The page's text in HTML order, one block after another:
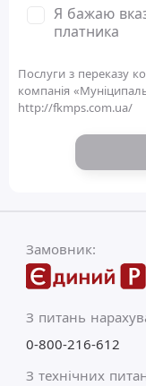
Я бажаю
платника
Послуги з переказу
компанія
http://fkmps.com.ua/
Замовник:
З питань
0-800-216-612
З технічних